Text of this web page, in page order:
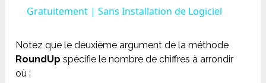
Gratuitement | Sans Installation de Logiciel
Notez que le deuxième argument de la méthode
RoundUp spécifie le nombre de chiffres à arrondir
où :